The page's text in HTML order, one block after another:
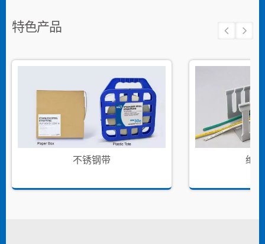
特色产品
不锈钢带 绝